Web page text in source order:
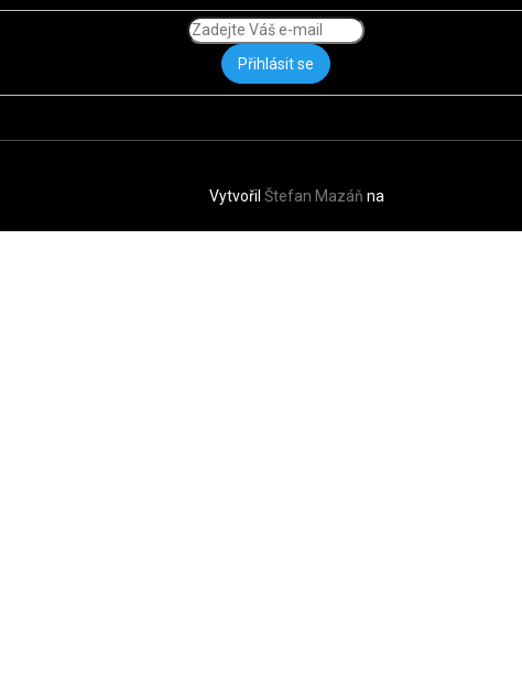
Přihlásit se
Vytvořil Štefan Mazáň na